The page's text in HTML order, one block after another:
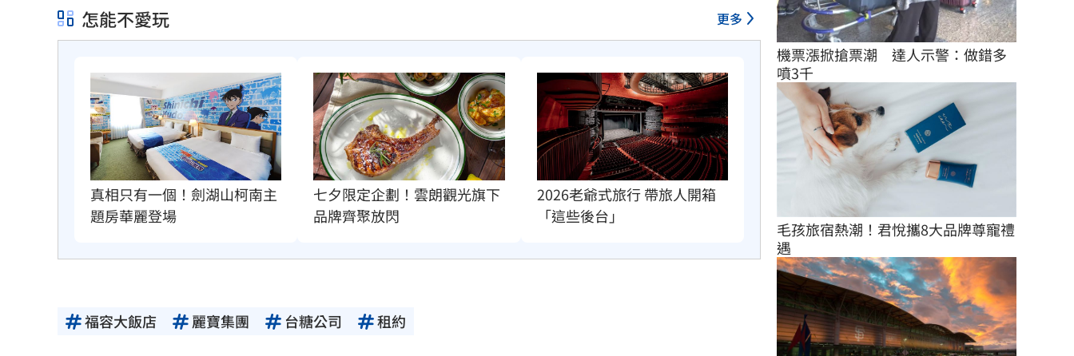
怎能不愛玩 更多
真相只有一個！劍湖山柯南主
題房華麗登場
七夕限定企劃！雲朗觀光旗下
品牌齊聚放閃
2026老爺式旅行 帶旅人開箱
「這些後台」
福容大飯店 麗寶集團 台糖公司 租約
機票漲掀搶票潮　達人示警：做錯多
噴3千
毛孩旅宿熱潮！君悅攜8大品牌尊寵禮
遇